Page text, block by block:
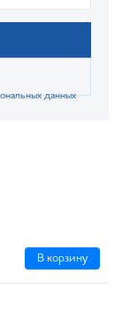
данных
В корзину